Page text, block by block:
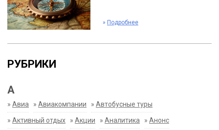
» Подробнее
РУБРИКИ
А
» Авиа » Авиакомпании » Автобусные туры
» Активный отдых » Акции » Аналитика » Анонс